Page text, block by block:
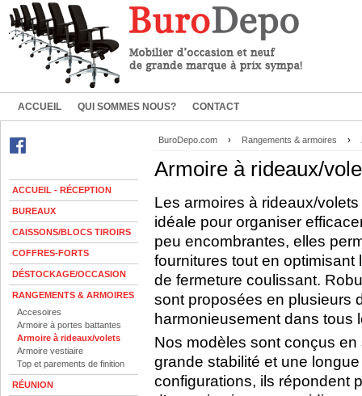
ACCUEIL QUI SOMMES NOUS? CONTACT
ACCUEIL - RÉCEPTION
BUREAUX
CAISSONS/BLOCS TIROIRS
COFFRES-FORTS
DÉSTOCKAGE/OCCASION
RANGEMENTS & ARMOIRES
Accesoires
Armoire à portes battantes
Armoire à rideaux/volets
Armoire vestiaire
Top et parements de finition
RÉUNION
BuroDepo.com › Rangements & armoires ›
Armoire à rideaux/
Les armoires à rideaux/
idéale pour organiser
peu encombrantes, elles
fournitures tout en optimisant
de fermeture coulissant.
sont proposées en plusieurs
harmonieusement dans tous
Nos modèles sont conçus
grande stabilité et une
configurations, ils répondent